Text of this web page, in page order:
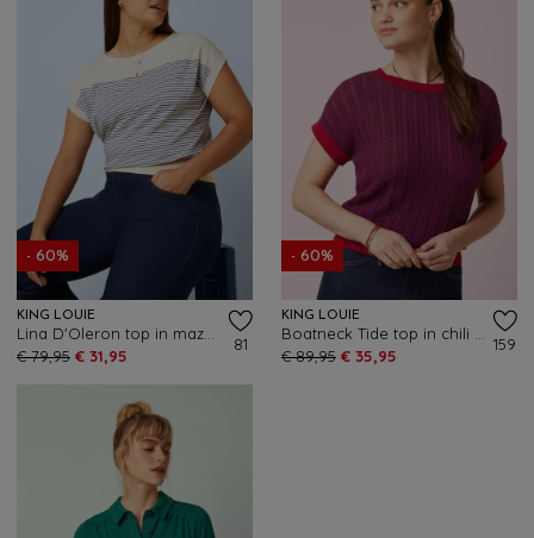
- 60%
KING LOUIE
€ 79,95 € 31,95
81
- 60%
KING LOUIE
€ 89,95 € 35,95
159